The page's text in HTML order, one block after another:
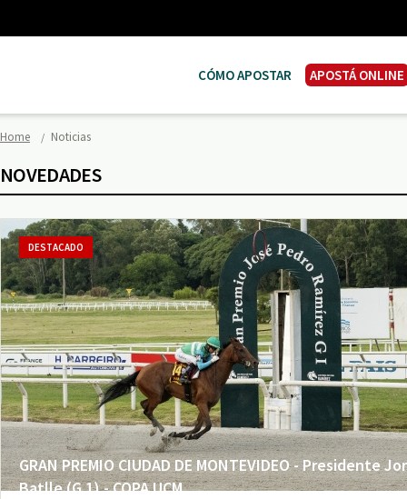
CÓMO APOSTAR APOSTÁ ONLINE
Home Noticias
NOVEDADES
GRAN PREMIO CIUDAD DE MONTEVIDEO - Presidente
Batlle (G 1) - COPA UCM
DESTACADO